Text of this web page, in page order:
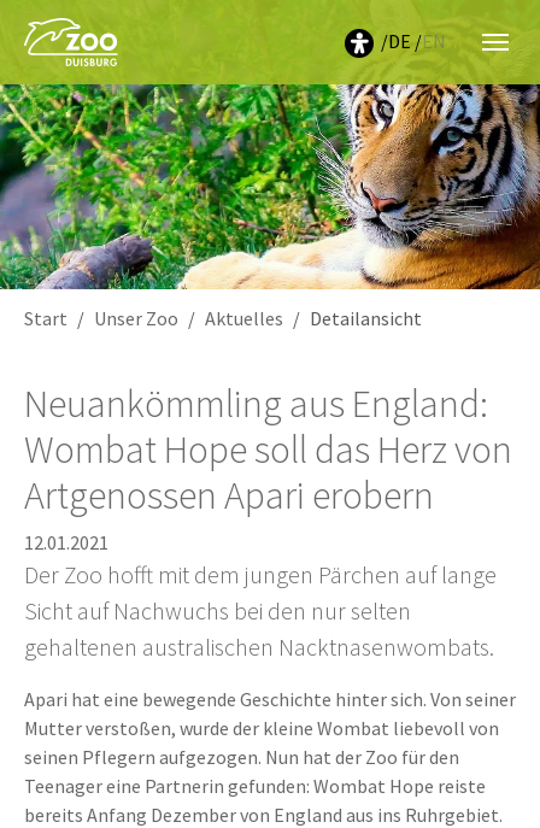
DE EN
Start Unser Zoo Aktuelles Detailansicht
Neuankömmling aus England:
Wombat Hope soll das Herz von
Artgenossen Apari erobern
12.01.2021
Der Zoo hofft mit dem jungen Pärchen auf lange
Sicht auf Nachwuchs bei den nur selten
gehaltenen australischen Nacktnasenwombats.
Apari hat eine bewegende Geschichte hinter sich. Von seiner
Mutter verstoßen, wurde der kleine Wombat liebevoll von
seinen Pflegern aufgezogen. Nun hat der Zoo für den
Teenager eine Partnerin gefunden: Wombat Hope reiste
bereits Anfang Dezember von England aus ins Ruhrgebiet.